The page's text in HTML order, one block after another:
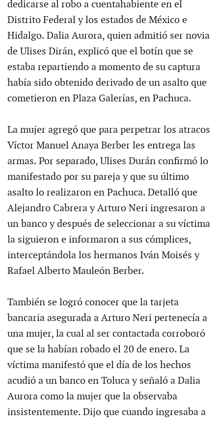
dedicarse al robo a cuentahabiente en el
Distrito Federal y los estados de México e
Hidalgo. Dalia Aurora, quien admitió ser novia
de Ulises Dirán, explicó que el botín que se
estaba repartiendo a momento de su captura
había sido obtenido derivado de un asalto que
cometieron en Plaza Galerías, en Pachuca.
La mujer agregó que para perpetrar los atracos
Víctor Manuel Anaya Berber les entrega las
armas. Por separado, Ulises Durán confirmó lo
manifestado por su pareja y que su último
asalto lo realizaron en Pachuca. Detalló que
Alejandro Cabrera y Arturo Neri ingresaron a
un banco y después de seleccionar a su víctima
la siguieron e informaron a sus cómplices,
interceptándola los hermanos Iván Moisés y
Rafael Alberto Mauleón Berber.
También se logró conocer que la tarjeta
bancaria asegurada a Arturo Neri pertenecía a
una mujer, la cual al ser contactada corroboró
que se la habían robado el 20 de enero. La
víctima manifestó que el día de los hechos
acudió a un banco en Toluca y señaló a Dalia
Aurora como la mujer que la observaba
insistentemente. Dijo que cuando ingresaba a